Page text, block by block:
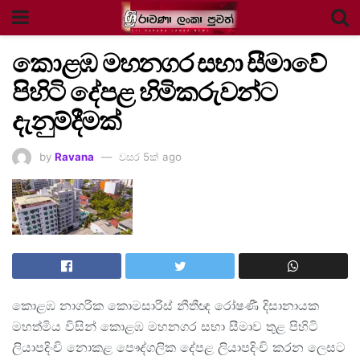
කොළඹ මහනගර සභා සීමාවේ
පිහිටි දේපළ හිමිකරුවන්ට
දැනුම්දීමක්
by Ravana වසර 5ක් ago
කොළඹ නාගරික කොමසාරිස් නීතීඥ රෝෂණී දිසානායක
මහත්මිය විසින් කොළඹ මහනගර සභා සීමාව තුළ පිහිටි
ලියාපදිංචි නොකළ පෞද්ගලික දේපළ ලියාපදිංචි කරන ලෙසට